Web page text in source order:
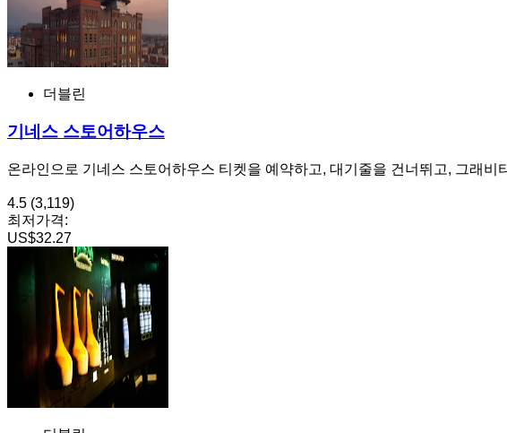
더블린
기네스 스토어하우스
온라인으로 기네스 스토어하우스 티켓을 예약하고, 대기줄을 건너뛰고, 그래
4.5 (3,119)
최저가격:
US$32.27